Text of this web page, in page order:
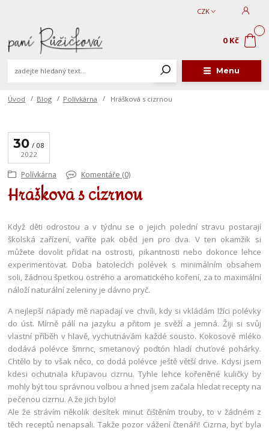
Menu
CZK
0 Kč
Úvod Blog Polívkárna Hrášková s cizrnou
30
08
2022
Polívkárna Komentáře (0)
Hrášková s cizrnou
Když děti odrostou a v týdnu se o jejich polední stravu postarají
školská zařízení, vaříte pak oběd jen pro dva. V ten okamžik si
můžete dovolit přidat na ostrosti, pikantnosti nebo dokonce lehce
experimentovat. Doba batolecích polévek s minimálním obsahem
soli, žádnou špetkou ostrého a aromatického koření, za to maximální
náloží naturální zeleniny je dávno pryč.
A nejlepší nápady mě napadají ve chvíli, kdy si vkládám lžíci polévky
do úst. Mírně pálí na jazyku a přitom je svěží a jemná. Žiji si svůj
vlastní příběh v hlavě, vychutnávám každé sousto. Kokosové mléko
dodává polévce šmrnc, smetanový podtón hladí chuťové pohárky.
Chtělo by to však něco, co dodá polévce ještě větší drive. Kdysi jsem
kdesi ochutnala křupavou cizrnu. Tyhle lehce kořeněné kuličky by
mohly být tou správnou volbou a hned jsem začala hledat recepty na
pečenou cizrnu. A že jich bylo!
Ale že strávím několik desítek minut čištěním trouby, to v žádném z
těch receptů nenapsali. Takže pozor vážení čtenáři! Cizrna, byť byla